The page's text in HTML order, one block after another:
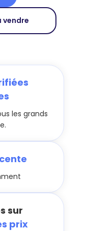
vendre
les grands
sur
prix